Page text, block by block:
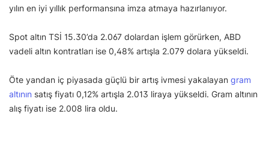
yılın en iyi yıllık performansına imza atmaya hazırlanıyor.
Spot altın TSİ 15.30’da 2.067 dolardan işlem görürken, ABD
vadeli altın kontratları ise 0,48% artışla 2.079 dolara yükseldi.
Öte yandan iç piyasada güçlü bir artış ivmesi yakalayan gram
altının satış fiyatı 0,12% artışla 2.013 liraya yükseldi. Gram altının
alış fiyatı ise 2.008 lira oldu.